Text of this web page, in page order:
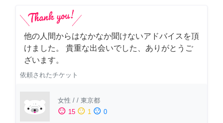
他の人間からはなかなか聞けないアドバイスを頂
けました。 貴重な出会いでした、ありがとうご
ざいます。
依頼されたチケット
女性 / / 東京都
sentiment_satisfied 15 sentiment_neutral 1 sentiment_dissatisfied 0